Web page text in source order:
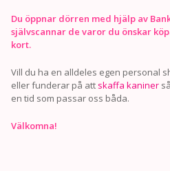
Du öppnar dörren med hjälp av
självscannar de varor du önskar
kort.
Vill du ha en alldeles egen personal
eller funderar på att skaffa kaniner
en tid som passar oss båda.
Välkomna!